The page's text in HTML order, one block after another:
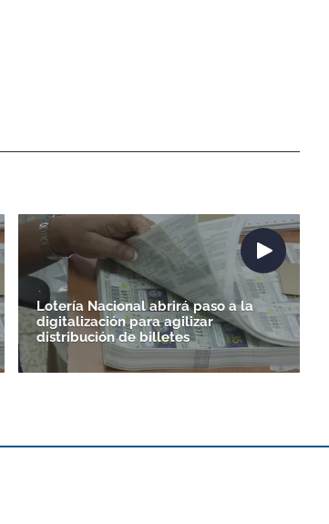
Lotería Nacional abrirá paso a la
digitalización para agilizar
distribución de billetes